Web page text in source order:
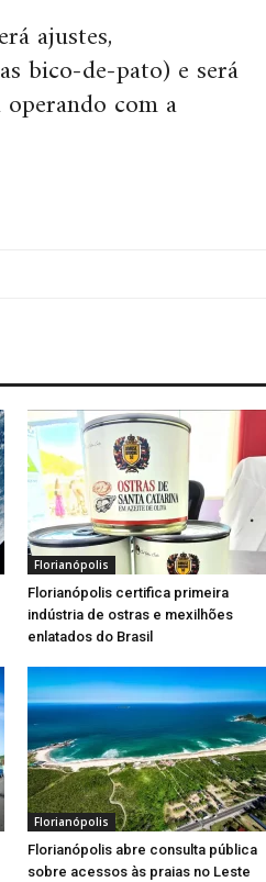
ajustes,
bico-de-pato) e será
com a
Florianópolis
Florianópolis certifica primeira
indústria de ostras e mexilhões
enlatados do Brasil
Florianópolis
Florianópolis abre consulta pública
sobre acessos às praias no Leste